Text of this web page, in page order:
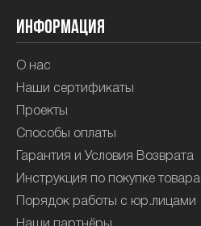
Информация
О нас
Наши сертификаты
Проекты
Способы оплаты
Гарантия и Условия Возврата
Инструкция по покупке товара
Порядок работы с юр.лицами